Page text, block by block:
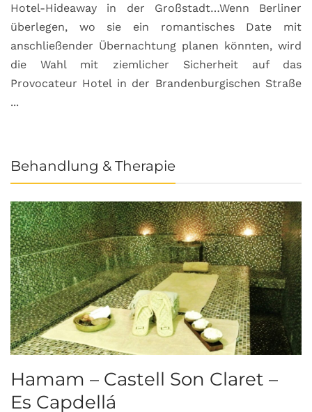
Hotel-Hideaway in der Großstadt…Wenn Berliner
überlegen, wo sie ein romantisches Date mit
anschließender Übernachtung planen könnten, wird
die Wahl mit ziemlicher Sicherheit auf das
Provocateur Hotel in der Brandenburgischen Straße
...
Behandlung & Therapie
Hamam – Castell Son Claret –
Es Capdellá